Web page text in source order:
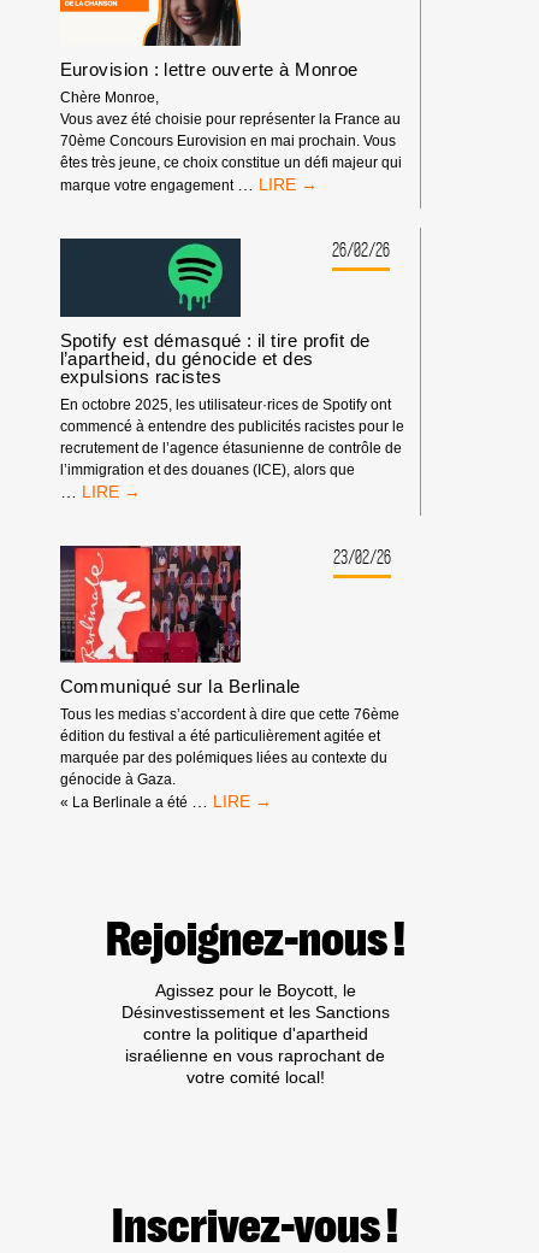
PARTENAIRE
DE
FESTIVALS
Eurovision : lettre ouverte à Monroe
Chère Monroe,
Vous avez été choisie pour représenter la France au
70ème Concours Eurovision en mai prochain. Vous
êtes très jeune, ce choix constitue un défi majeur qui
marque votre engagement
EUROVISION
OUVERTE26/02/26
Spotify est démasqué : il tire profit de
l’apartheid, du génocide et des
expulsions racistes
En octobre 2025, les utilisateur·rices de Spotify ont
commencé à entendre des publicités racistes pour le
recrutement de l’agence étasunienne de contrôle de
l’immigration et des douanes (ICE), alors que
SPOTIFY
:
IL
TIRE
PROFIT
DE
L’APARTHEID,
DU
GÉNOCIDE
ET
DES
EXPULSIONS
RACISTES
23/02/26
Communiqué sur la Berlinale
Tous les medias s’accordent à dire que cette 76ème
édition du festival a été particulièrement agitée et
marquée par des polémiques liées au contexte du
génocide à Gaza.
« La Berlinale a été … COMMUNIQUÉ
Rejoignez-nous !
Agissez pour le Boycott, le
Désinvestissement et les Sanctions
contre la politique d'apartheid
israélienne en vous raprochant de
votre comité local!
Inscrivez-vous !